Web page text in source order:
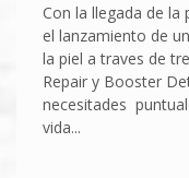
Con la llegada de la
el lanzamiento de
la piel a traves de
Repair y Booster
necesitades
vida...